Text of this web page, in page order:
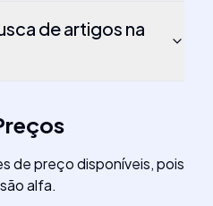
de artigos na
de preço disponíveis, pois
alfa.